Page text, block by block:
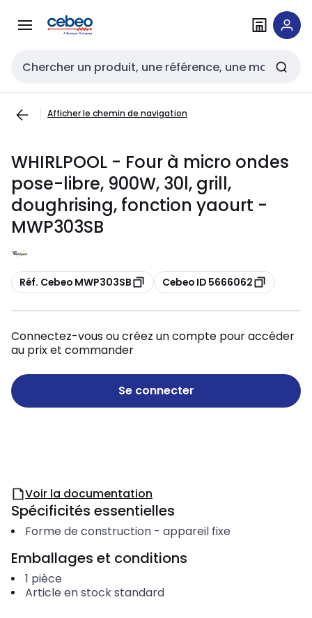
navigationau
Entrée de recherche
Afficher le chemin de navigation
WHIRLPOOL - Four à micro ondes
pose-libre, 900W, 30l, grill,
doughrising, fonction yaourt -
MWP303SB
Copier
Réf. Cebeo MWP303SB Copier
Cebeo ID 5666062
Connectez-vous ou créez un compte pour accéder
au prix et commander
Se connecter
Voir la documentation
Spécificités essentielles
Forme de construction- appareil fixe
Emballages et conditions
1 pièce
Article en stock standard